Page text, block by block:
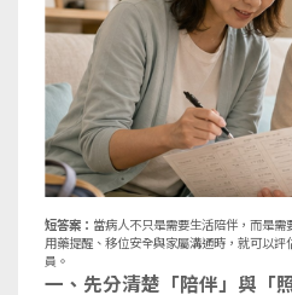
短答案： 當病人不只是需要生活陪伴，而是
用藥提醒、移位安全與家屬溝通時，就可以
員。
一、先分清楚「陪伴」與「